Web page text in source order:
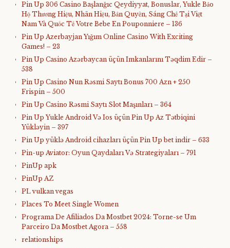
Pin Up 306 Casino Başlanğıc Qeydiyyat, Bonuslar, Yukle Bảo
Hộ Thương Hiệu, Nhãn Hiệu, Bản Quyền, Sáng Chế Tại Việt
Nam Và Quốc Tế Votre Bebe En Pouponniere – 136
Pin Up Azerbayjan Yığım Online Casino With Exciting
Games! – 23
Pin Up Casino Azərbaycan üçün Imkanlarını Təqdim Edir –
538
Pin Up Casino Nun Rəsmi Saytı Bonus 700 Azn + 250
Frispin – 500
Pin Up Casino Rəsmi Saytı Slot Maşınları – 364
Pin Up Yukle Android Və Ios üçün Pin Up Az Tətbiqini
Yükləyin – 397
Pin Up yüklə Android cihazları üçün Pin Up bet indir – 633
Pin-up Aviator: Oyun Qaydaları Və Strategiyaları – 791
PinUp apk
PinUp AZ
PL vulkan vegas
Places To Meet Single Women
Programa De Afiliados Da Mostbet 2024: Torne-se Um
Parceiro Da Mostbet Agora – 558
relationships